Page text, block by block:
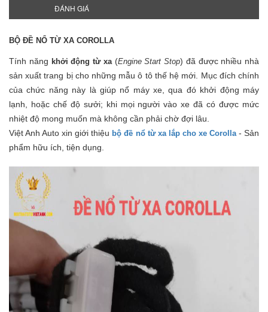
ĐÁNH GIÁ
BỘ ĐỀ NỔ TỪ XA COROLLA
Tính năng khởi động từ xa(Engine Start Stop) đã được nhiều nhà
sản xuất trang bị cho những mẫu ô tô thế hệ mới. Mục đích chính
của chức năng này là giúp nổ máy xe, qua đó khởi động máy
lạnh, hoặc chế độ sưởi; khi mọi người vào xe đã có được mức
nhiệt độ mong muốn mà không cần phải chờ đợi lâu.
Việt Anh Auto xin giới thiệu bộ đề nổ từ xa lắp cho xe Corolla- Sản
phẩm hữu ích, tiện dụng.